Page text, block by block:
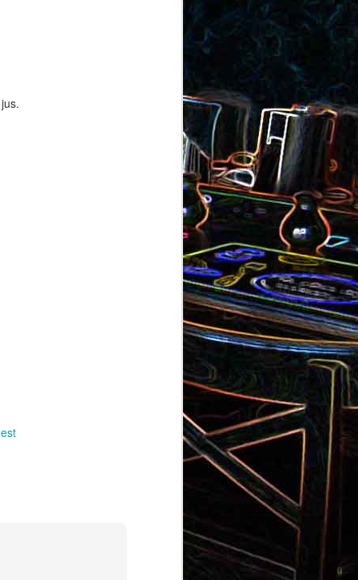
Quiche sans pâte au chorizo
et aux pommes de terre
Pizza aux pommes de terre et
aux tomates séchées